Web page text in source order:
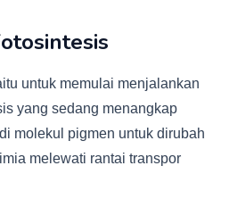
untuk memulai menjalankan
yang sedang menangkap
molekul pigmen untuk dirubah
melewati rantai transpor